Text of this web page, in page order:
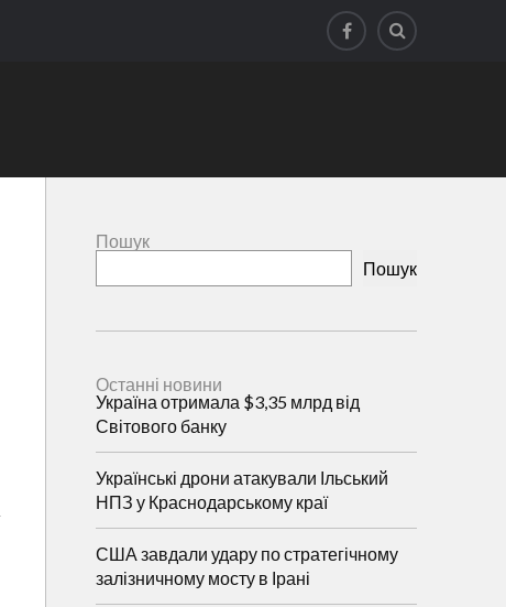
Пошук
Пошук
Останні новини
Україна отримала $3,35 млрд від
Світового банку
Українські дрони атакували Ільський
НПЗ у Краснодарському краї
США завдали удару по стратегічному
залізничному мосту в Ірані